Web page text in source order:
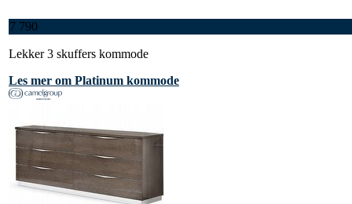
7 790
Lekker 3 skuffers kommode
Les mer om Platinum kommode